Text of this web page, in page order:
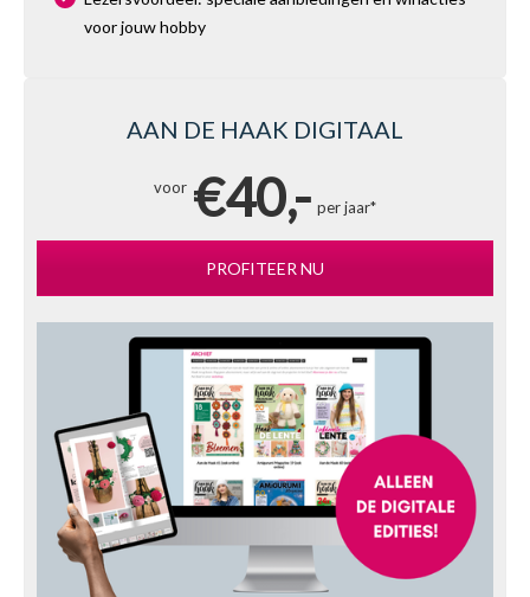
voor jouw hobby
AAN DE HAAK DIGITAAL
voor €40,- per jaar*
PROFITEER NU